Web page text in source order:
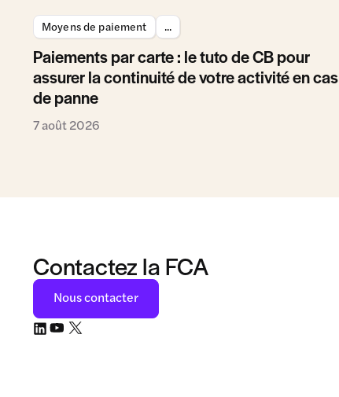
Moyens de paiement ...
Paiements par carte : le tuto de CB pour
assurer la continuité de votre activité en cas
de panne
7 août 2026
Contactez la FCA
Nous contacter